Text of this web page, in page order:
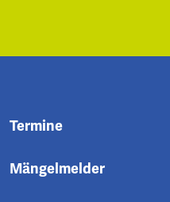
Termine
Mängelmelder